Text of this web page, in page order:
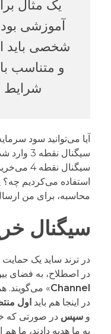
یک مثال
آموزشی
شخصی باید
و متناسب
شرایط
آیا می‌توانید سود
سیگنال
استفاده می‌کردیم
محاسبه، برای من
سیگنال
در ترند ساید یک حمایت
در اصطلاح، به فضای
Channel» می‌گویند.
در اینجا هم باید اول
و سپس در صورتی که
به ما هدیه دادند، ما